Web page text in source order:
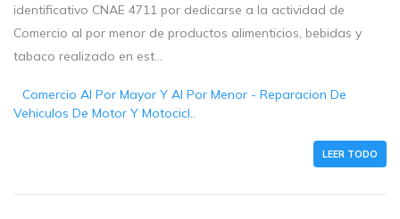
identificativo CNAE 4711 por dedicarse a la actividad de
Comercio al por menor de productos alimenticios, bebidas y
tabaco realizado en est...
Comercio Al Por Mayor Y Al Por Menor - Reparacion De
Vehiculos De Motor Y Motocicl..
LEER TODO